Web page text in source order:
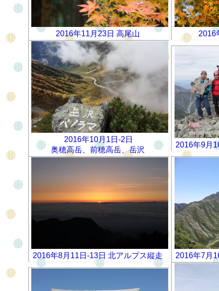
2016年11月23日 高尾山 2016
2016年10月1日-2日
奥穂高岳、前穂高岳、岳沢
2016年9月
2016年8月11日-13日 北アルプス縦走 2016年7月